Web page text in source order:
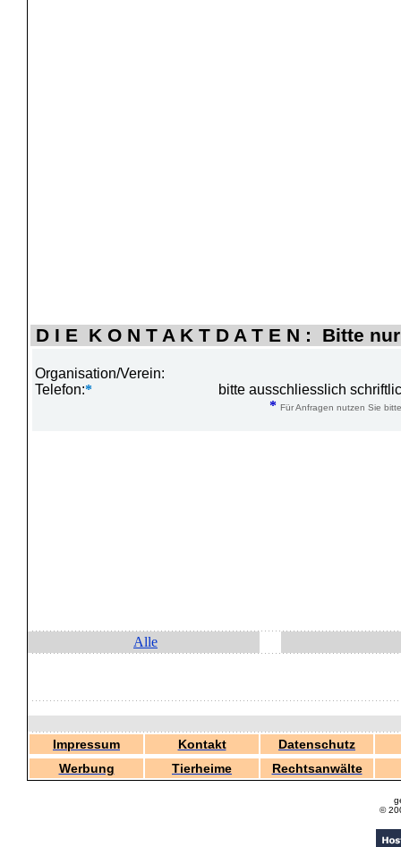
D I E K O N T A K T D A T E N : Bitte
Organisation/Verein:
Telefon:*
bitte ausschliesslich
* Für Anfragen nutzen Sie
Alle
Impressum Kontakt
Datenschutz
Werbung
Tierheime Rechtsanwälte
©